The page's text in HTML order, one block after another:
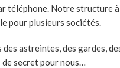
téléphone. Notre structure
pour plusieurs sociétés.
astreintes, des gardes,
de secret pour nous…